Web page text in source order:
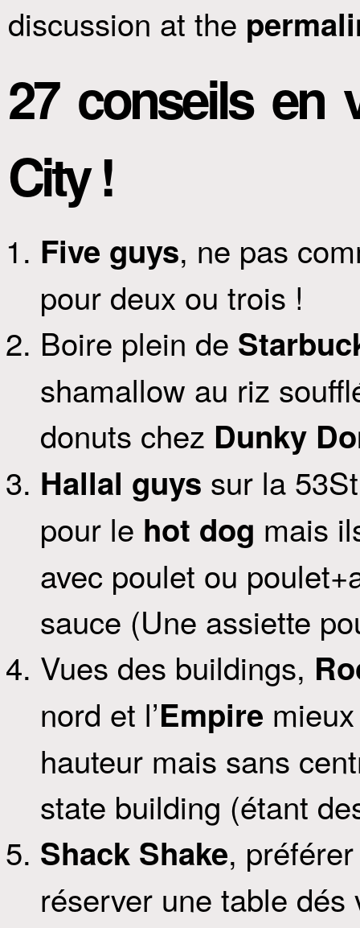
discussion at the
27 conseils en
City !
Five guys, ne pas
pour deux ou trois !
Boire plein de
shamallow au riz
donuts chez Dunky
Hallal guys sur la
pour le hot dog mais
avec poulet ou
sauce (Une assiette
Vues des buildings,
nord et l’Empire
hauteur mais sans
state building (étant
Shack Shake,
réserver une table